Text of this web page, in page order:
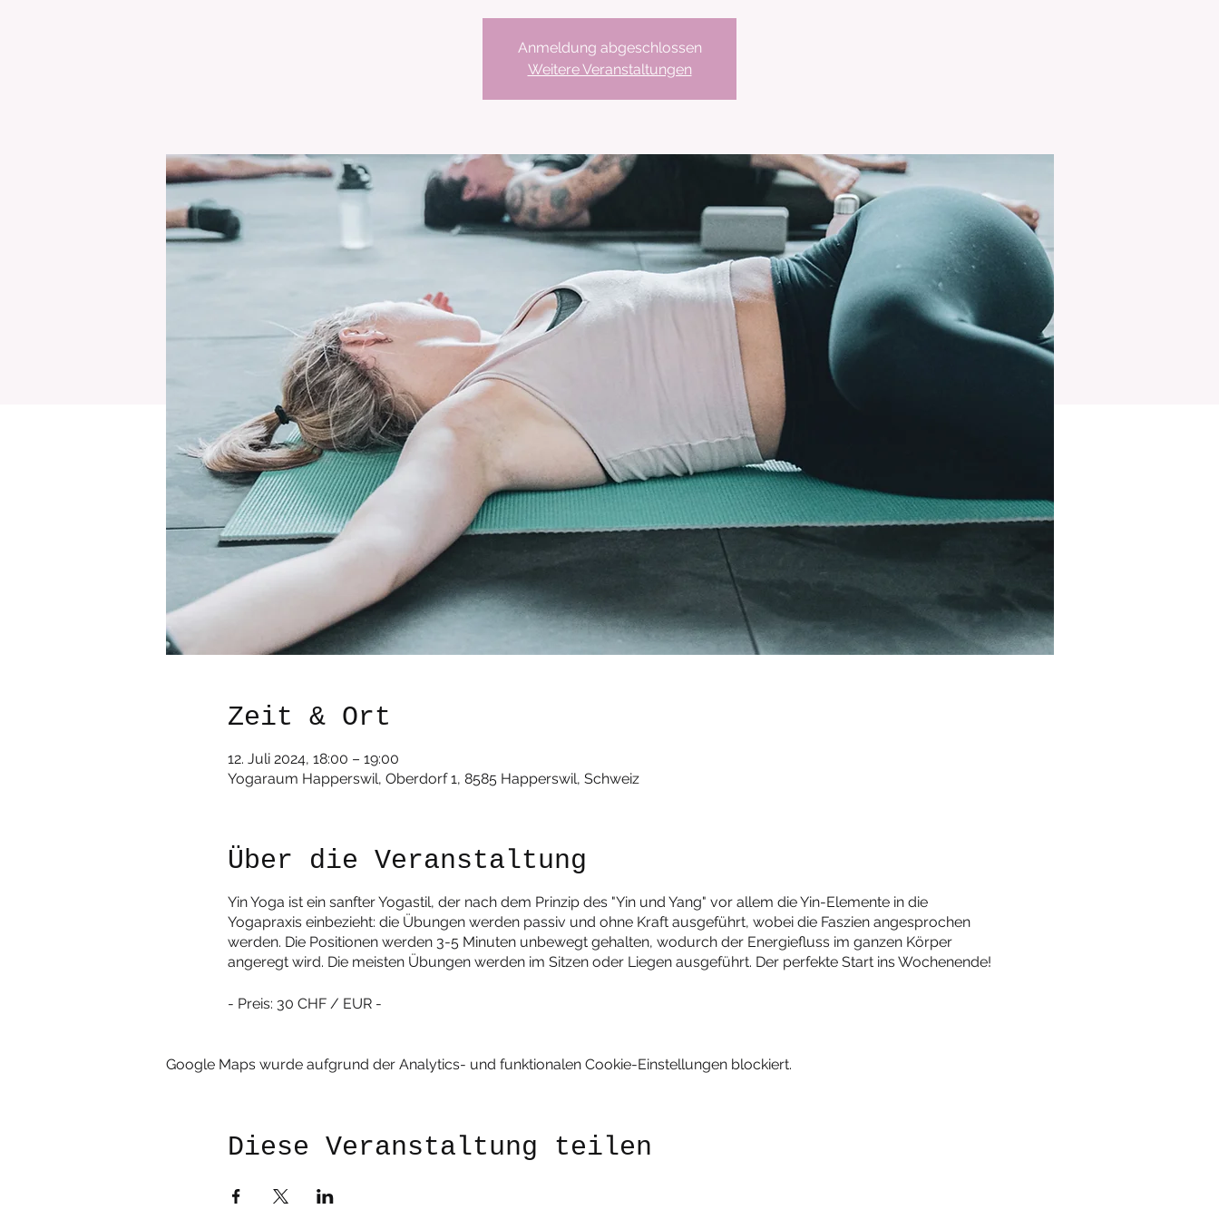
Anmeldung abgeschlossen
Weitere Veranstaltungen
Zeit & Ort
12. Juli 2024, 18:00 – 19:00
Yogaraum Happerswil, Oberdorf 1, 8585 Happerswil, Schweiz
Über die Veranstaltung
Yin Yoga ist ein sanfter Yogastil, der nach dem Prinzip des "Yin und Yang" vor allem die Yin-Elemente in die
Yogapraxis einbezieht: die Übungen werden passiv und ohne Kraft ausgeführt, wobei die Faszien angesprochen
werden. Die Positionen werden 3-5 Minuten unbewegt gehalten, wodurch der Energiefluss im ganzen Körper
angeregt wird. Die meisten Übungen werden im Sitzen oder Liegen ausgeführt. Der perfekte Start ins Wochenende!
- Preis: 30 CHF / EUR -
Google Maps wurde aufgrund der Analytics- und funktionalen Cookie-Einstellungen blockiert.
Diese Veranstaltung teilen